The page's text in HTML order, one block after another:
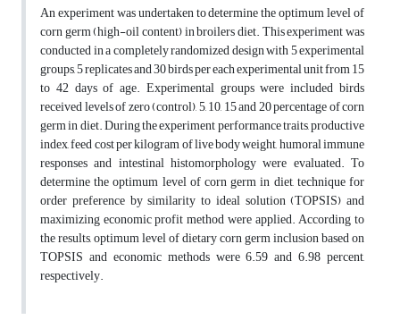
An experiment was undertaken to determine the optimum level of
corn germ (high-oil content) in broilers diet. This experiment was
conducted in a completely randomized design with 5 experimental
groups, 5 replicates and 30 birds per each experimental unit from 15
to 42 days of age. Experimental groups were included birds
received levels of zero (control), 5, 10, 15 and 20 percentage of corn
germ in diet. During the experiment performance traits, productive
index, feed cost per kilogram of live body weight, humoral immune
responses and intestinal histomorphology were evaluated. To
determine the optimum level of corn germ in diet, technique for
order preference by similarity to ideal solution (TOPSIS) and
maximizing economic profit method were applied. According to
the results, optimum level of dietary corn germ inclusion based on
TOPSIS and economic methods were 6.59 and 6.98 percent,
respectively.